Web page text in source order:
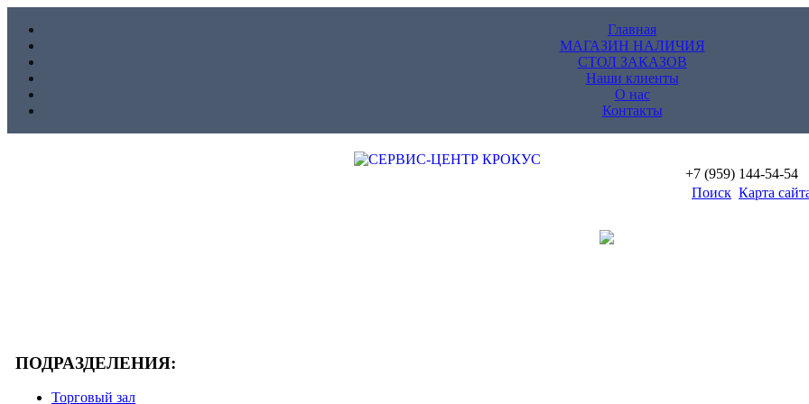
Главная
МАГАЗИН НАЛИЧИЯ
СТОЛ ЗАКАЗОВ
Наши клиенты
О нас
Контакты
+7 (959) 144-54-54
Поиск Карта
ПОДРАЗДЕЛЕНИЯ:
Торговый зал